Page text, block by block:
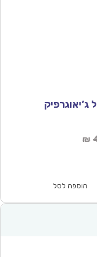
ג’יאוגרפיק
₪
הוספה לסל